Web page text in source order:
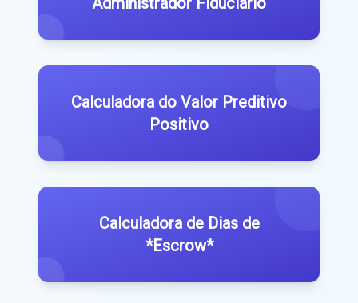
Calculadora do Valor Preditivo
Positivo
Calculadora de Dias de
*Escrow*